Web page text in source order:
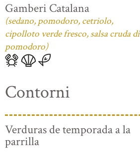
Gamberi Catalana
(sedano, pomodoro, cetriolo,
cipolloto verde fresco, salsa cruda di
pomodoro)
Contorni
Verduras de temporada a la
parrilla